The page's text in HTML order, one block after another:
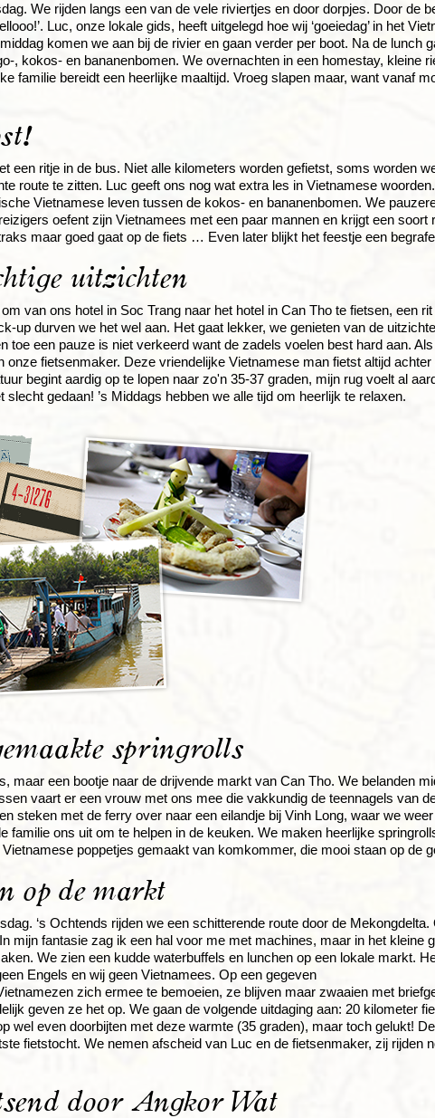
We rijden langs een van de vele riviertjes en door dorpjes. Door de
Luc, onze lokale gids, heeft uitgelegd hoe wij ‘goeiedag’ in het
komen we aan bij de rivier en gaan verder per boot. Na de lunch
, kokos- en bananenbomen. We overnachten in een homestay, kleine
familie bereidt een heerlijke maaltijd. Vroeg slapen maar, want vanaf
een ritje in de bus. Niet alle kilometers worden gefietst, soms worden
route te zitten. Luc geeft ons nog wat extra les in Vietnamese
Vietnamese leven tussen de kokos- en bananenbomen. We
oefent zijn Vietnamees met een paar mannen en krijgt een soort
maar goed gaat op de fiets … Even later blijkt het feestje een
uitzichten
van ons hotel in Soc Trang naar het hotel in Can Tho te fietsen, een
up durven we het wel aan. Het gaat lekker, we genieten van de
toe een pauze is niet verkeerd want de zadels voelen best hard aan.
onze fietsenmaker. Deze vriendelijke Vietnamese man fietst altijd
begint aardig op te lopen naar zo'n 35-37 graden, mijn rug voelt al
slecht gedaan! ’s Middags hebben we alle tijd om heerlijk te relaxen.
springrolls
maar een bootje naar de drijvende markt van Can Tho. We belanden
vaart er een vrouw met ons mee die vakkundig de teennagels van
steken met de ferry over naar een eilandje bij Vinh Long, waar we
familie ons uit om te helpen in de keuken. We maken heerlijke
poppetjes gemaakt van komkommer, die mooi staan op de
op de markt
‘s Ochtends rijden we een schitterende route door de
mijn fantasie zag ik een hal voor me met machines, maar in het kleine
We zien een kudde waterbuffels en lunchen op een lokale markt.
Engels en wij geen Vietnamees. Op een gegeven
zich ermee te bemoeien, ze blijven maar zwaaien met
geven ze het op. We gaan de volgende uitdaging aan: 20 kilometer
wel even doorbijten met deze warmte (35 graden), maar toch gelukt!
fietstocht. We nemen afscheid van Luc en de fietsenmaker, zij rijden
door Angkor Wat